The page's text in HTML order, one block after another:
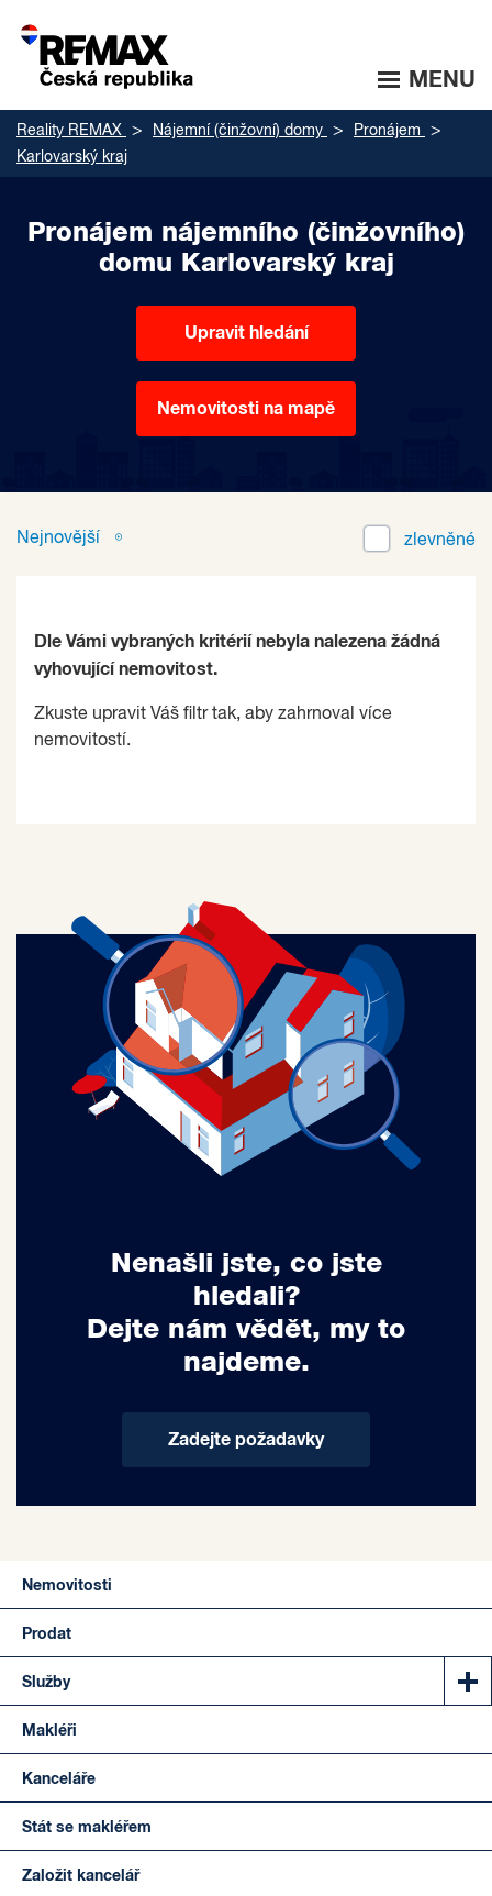
MENU
Reality REMAX Nájemní (činžovní) domy
Pronájem
Karlovarský kraj
Pronájem nájemního (činžovního)
domu Karlovarský kraj
Upravit hledání
Nemovitosti na mapě
Nejnovější zlevněné
Dle Vámi vybraných kritérií nebyla nalezena žádná
vyhovující nemovitost.
Zkuste upravit Váš filtr tak, aby zahrnoval více
nemovitostí.
Nenašli jste, co jste
hledali?
Dejte nám vědět, my to
najdeme.
Zadejte požadavky
Nemovitosti
Prodat
Služby
Makléři
Kanceláře
Stát se makléřem
Založit kancelář